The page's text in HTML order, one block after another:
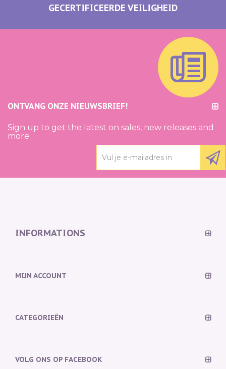
GECERTIFICEERDE VEILIGHEID
ONTVANG ONZE NIEUWSBRIEF!
Sign up to get the latest on sales, new releases and
more
INFORMATIONS
MIJN ACCOUNT
CATEGORIEËN
VOLG ONS OP FACEBOOK